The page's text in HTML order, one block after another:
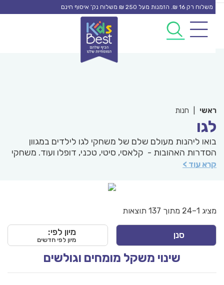
משלוח רק 16 ₪. הזמנות מעל 250 ₪ משלוח נק’ איסוף חינם
| חנות
ליהנות מעולם שלם של משחקי לגו לילדים במגוון
האהובות - קלאסי, סיטי, טכני, דופלו ועוד. משחקי
לילדים היו מאז ומתמיד המשחק האהוב ביותר על ילדים.
עניין. תבחרו גיל וקטגוריה ומצאו את הדגם מהסדרה
עוד >
1–24 מתוך 137 תוצאות
סנן מיון לפי:
מיון לפי חדשים
שינוי משקל מומחים וגולשים